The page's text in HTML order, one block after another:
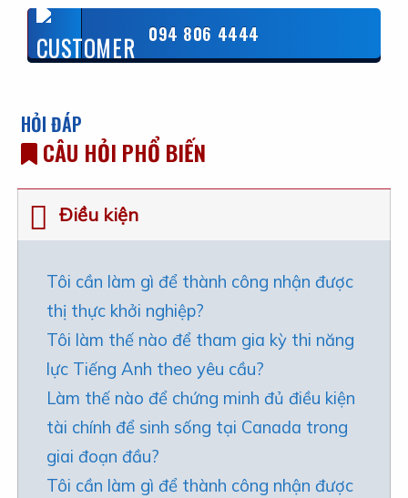
094 806 4444
HỎI ĐÁP
CÂU HỎI PHỔ BIẾN
Điều kiện
Tôi cần làm gì để thành công nhận được
thị thực khởi nghiệp?
Tôi làm thế nào để tham gia kỳ thi năng
lực Tiếng Anh theo yêu cầu?
Làm thế nào để chứng minh đủ điều kiện
tài chính để sinh sống tại Canada trong
giai đoạn đầu?
Tôi cần làm gì để thành công nhận được